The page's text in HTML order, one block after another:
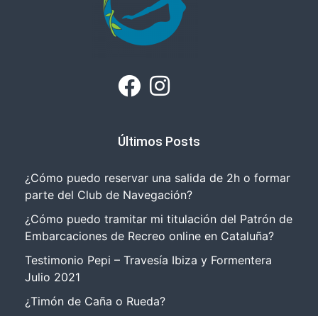
Últimos Posts
¿Cómo puedo reservar una salida de 2h o formar
parte del Club de Navegación?
¿Cómo puedo tramitar mi titulación del Patrón de
Embarcaciones de Recreo online en Cataluña?
Testimonio Pepi – Travesía Ibiza y Formentera
Julio 2021
¿Timón de Caña o Rueda?